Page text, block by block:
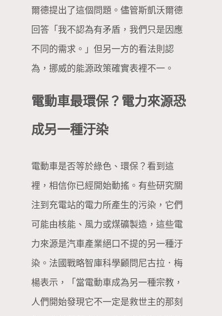
爾德提出了這個問題。儘管斯凱沃爾德
回答「我不認為有矛盾，我們只是因應
不同的需求。」但另一方的看法則認
為，挪威的能源政策確實表裡不一。
電動車最環保？電力來源恐
成另一種汙染
電動車是否等於綠色、環保？看到這
裡，相信你已經開始動搖。有些研究關
注到充電站的電力所產生的污染，它們
可能由核能、風力或煤礦製造，這些電
力來源是汽車產業絕口不提的另一種汙
染。法國戰略智庫科學顧問尼古拉．梅
楊表示，「當電動車成為另一種宗教，
人們開始發現它不一定是救世主的那刻